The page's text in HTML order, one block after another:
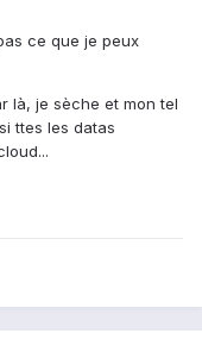
ce que je peux
là, je sèche et mon tel
ttes les datas